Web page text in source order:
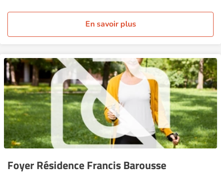
En savoir plus
Foyer Résidence Francis Barousse